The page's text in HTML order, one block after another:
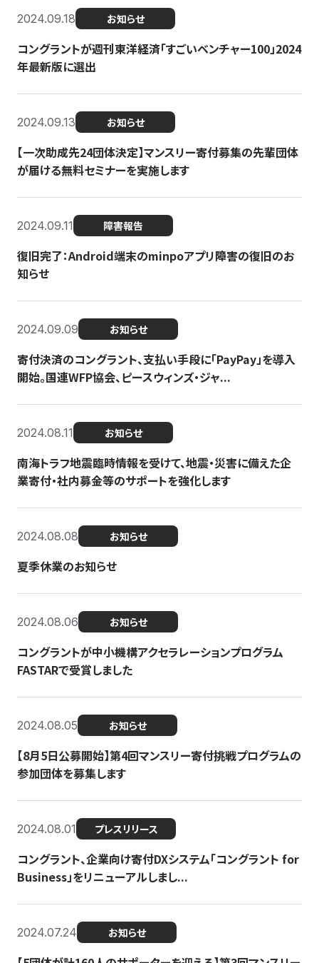
2024.09.18 お知らせ
コングラントが週刊東洋経済「すごいベンチャー100」2024
年最新版に選出
2024.09.13 お知らせ
【一次助成先24団体決定】マンスリー寄付募集の先輩団体
が届ける無料セミナーを実施します
2024.09.11 障害報告
復旧完了：Android端末のminpoアプリ障害の復旧のお
知らせ
2024.09.09 お知らせ
寄付決済のコングラント、支払い手段に「PayPay」を導入
開始。国連WFP協会、ピースウィンズ・ジャ...
2024.08.11 お知らせ
南海トラフ地震臨時情報を受けて、地震・災害に備えた企
業寄付・社内募金等のサポートを強化します
2024.08.08 お知らせ
夏季休業のお知らせ
2024.08.06 お知らせ
コングラントが中小機構アクセラレーションプログラム
FASTARで受賞しました
2024.08.05 お知らせ
【8月5日公募開始】第4回マンスリー寄付挑戦プログラムの
参加団体を募集します
2024.08.01 プレスリリース
コングラント、企業向け寄付DXシステム「コングラント for
Business」をリニューアルしまし...
2024.07.24 お知らせ